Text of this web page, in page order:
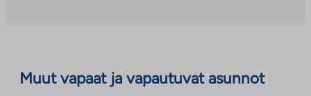
Muut vapaat ja vapautuvat asunnot